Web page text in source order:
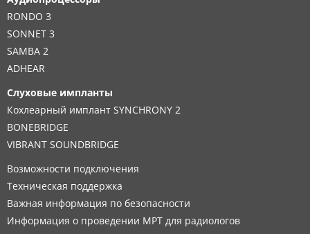
RONDO 3
SONNET 3
SAMBA 2
ADHEAR
Слуховые импланты
Кохлеарный имплант SYNCHRONY 2
BONEBRIDGE
VIBRANT SOUNDBRIDGE
Возможности подключения
Техническая поддержка
Важная информация по безопасности
Информация о проведении МРТ для радиологов